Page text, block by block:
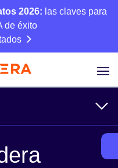
2026: las claves para
de éxito